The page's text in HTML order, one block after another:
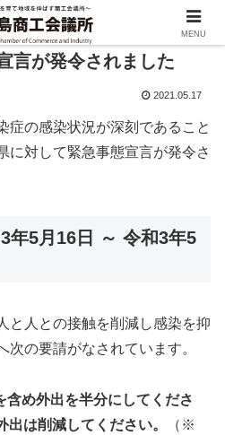
言が発令されました
2021.05.17
の感染状況が深刻であること
に対して緊急事態宣言が発令さ
年5月16日 ～ 令和3年5
と人との接触を削減し感染を抑
次の要請がなされています。
含め外出を半分にしてくださ
出は削減してください。
（※
MENU